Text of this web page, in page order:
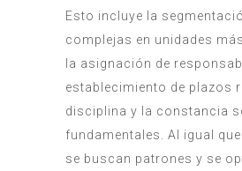
Esto incluye la
complejas en unidades
la asignación de
establecimiento de plazos
disciplina y la constancia
fundamentales. Al igual
se buscan patrones y se